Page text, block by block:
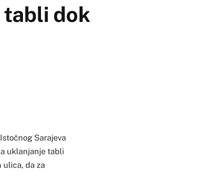
tabli dok
Sarajeva
uklanjanje tabli
ulica, da za